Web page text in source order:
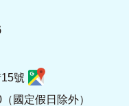
號
國定假日除外）